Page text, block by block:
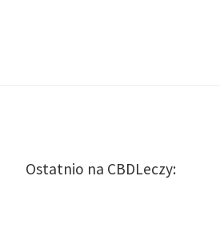
Ostatnio na CBDLeczy: